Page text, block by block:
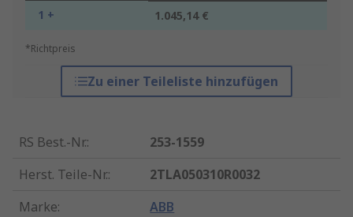
1 + 1.045,14 €
*Richtpreis
Zu einer Teileliste hinzufügen
RS Best.-Nr.:
253-1559
Herst. Teile-Nr.:
2TLA050310R0032
Marke: ABB